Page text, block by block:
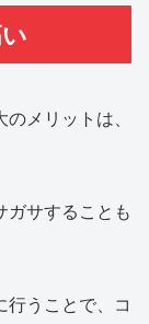
メリットは、
ガサすることも
うことで、コ